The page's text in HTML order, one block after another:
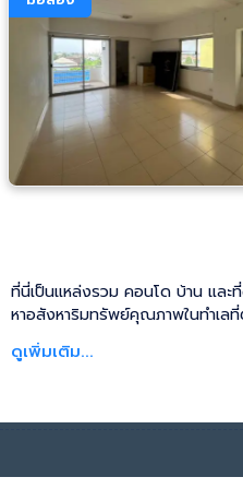
ที่นี่เป็นแหล่งรวม คอนโด บ้าน แล
หาอสังหาริมทรัพย์คุณภาพในทำเล
ดูเพิ่มเติม...